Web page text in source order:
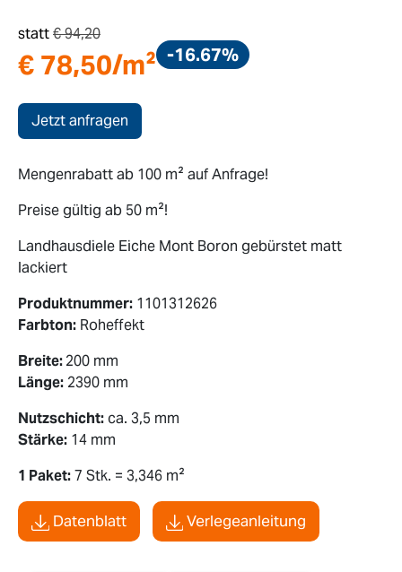
statt€94,20
€ 78,50/m² -16.67%
Jetzt anfragen
Mengenrabatt ab 100 m² auf Anfrage!
Preise gültig ab 50 m²!
Landhausdiele Eiche Mont Boron gebürstet matt
lackiert
Produktnummer: 1101312626
Farbton: Roheffekt
Breite:200 mm
Länge: 2390 mm
Nutzschicht:ca. 3,5 mm
Stärke: 14 mm
1 Paket:7 Stk. = 3,346 m²
Datenblatt Verlegeanleitung